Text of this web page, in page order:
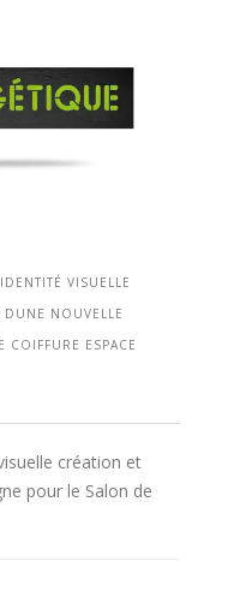
VISUELLE
NOUVELLE
COIFFURE ESPACE
création et
pour le Salon de